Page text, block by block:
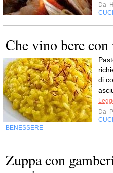
Da
Che vino bere
di
Da
BENESSERE
Zuppa con